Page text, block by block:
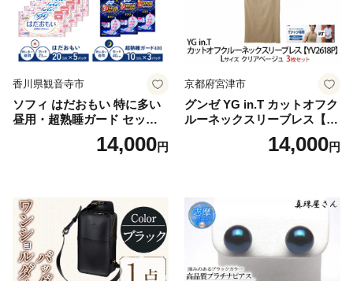
香川県観音寺市
ソフィ はだおもい 特に多い
昼用・超熟睡ガード セット
羽付き ナプキン 生理用品 サ
ニタリー ユニ・チャーム
14,000円
京都府宮津市
グンゼ YG in.T カットオフク
ルーネックスリーブレス【Y
V2618P】Lサイズ クリアベ
ージュ3枚セット [№5716-04
14,000円